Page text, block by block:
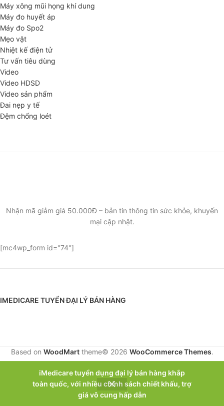
iMedicare tuyển dụng đại lý bán hàng khắp
toàn quốc, với nhiều chính sách chiết khấu, trợ
giá vô cung hấp dẫn
Máy xông mũi họng khí dung
Máy đo huyết áp
Máy đo Spo2
Mẹo vặt
Nhiệt kế điện tử
Tư vấn tiêu dùng
Video
Video HDSD
Video sản phẩm
Đai nẹp y tế
Đệm chống loét
Nhận mã giảm giá 50.000Đ – bản tin thông tin sức khỏe, khuyến
mại cập nhật.
[mc4wp_form id="74"]
IMEDICARE TUYỂN ĐẠI LÝ BÁN HÀNG
Based on WoodMarttheme© 2026 WooCommerce Themes.
Tài khoản của tôi